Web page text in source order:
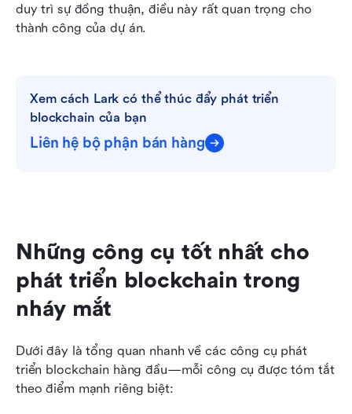
duy trì sự đồng thuận, điều này rất quan trọng cho
thành công của dự án.
Xem cách Lark có thể thúc đẩy phát triển
blockchain của bạn
Liên hệ bộ phận bán hàng
Những công cụ tốt nhất cho
phát triển blockchain trong
nháy mắt
Dưới đây là tổng quan nhanh về các công cụ phát
triển blockchain hàng đầu—mỗi công cụ được tóm tắt
theo điểm mạnh riêng biệt: